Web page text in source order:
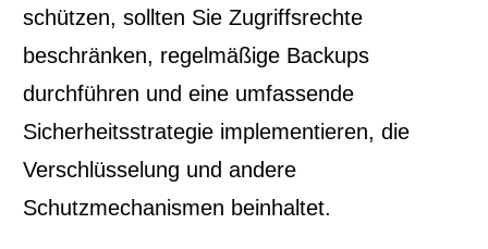
schützen, sollten Sie Zugriffsrechte
beschränken, regelmäßige Backups
durchführen und eine umfassende
Sicherheitsstrategie implementieren, die
Verschlüsselung und andere
Schutzmechanismen beinhaltet.